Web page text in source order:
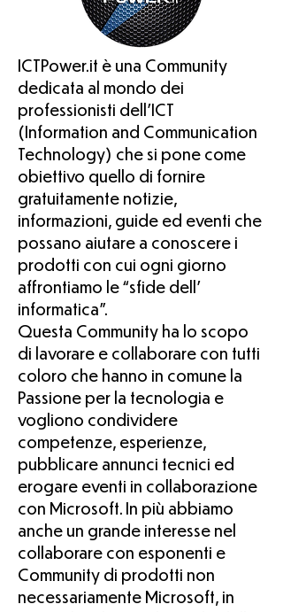
ICTPower.it è una Community
dedicata al mondo dei
professionisti dell’ICT
(Information and Communication
Technology) che si pone come
obiettivo quello di fornire
gratuitamente notizie,
informazioni, guide ed eventi che
possano aiutare a conoscere i
prodotti con cui ogni giorno
affrontiamo le “sfide dell’
informatica”.
Questa Community ha lo scopo
di lavorare e collaborare con tutti
coloro che hanno in comune la
Passione per la tecnologia e
vogliono condividere
competenze, esperienze,
pubblicare annunci tecnici ed
erogare eventi in collaborazione
con Microsoft. In più abbiamo
anche un grande interesse nel
collaborare con esponenti e
Community di prodotti non
necessariamente Microsoft, in